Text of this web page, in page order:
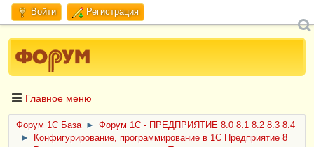
Войти Регистрация
Главное меню
Форум 1C База ►
Форум 1С - ПРЕДПРИЯТИЕ 8.0 8.1 8.2 8.3 8.4
►
Конфигурирование, программирование в 1С Предприятие 8